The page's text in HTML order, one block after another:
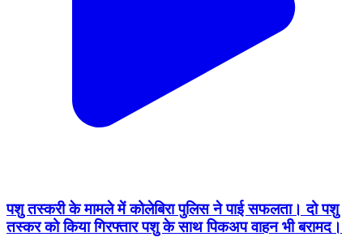
पशु तस्करी के मामले में कोलेबिरा पुलिस ने पाई सफलता। दो पशु
तस्कर को किया गिरफ्तार पशु के साथ पिकअप वाहन भी बरामद।